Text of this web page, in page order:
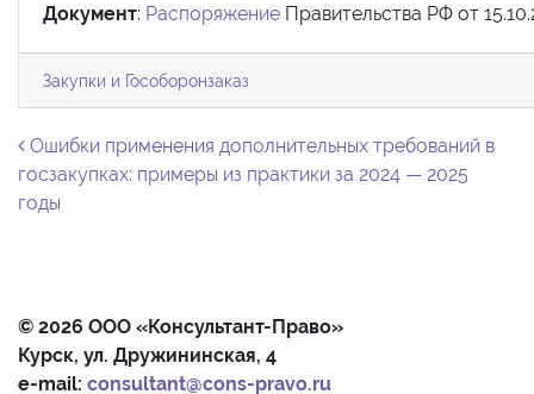
Документ: Распоряжение Правительства РФ от
Закупки и Гособоронзаказ
Навигация по записям
Ошибки применения дополнительных требований в
госзакупках: примеры из практики за 2024 — 2025
годы
© 2026 ООО «Консультант-Право»
Курск, ул. Дружининская, 4
e-mail: consultant@cons-pravo.ru